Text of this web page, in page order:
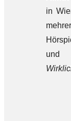
in
und